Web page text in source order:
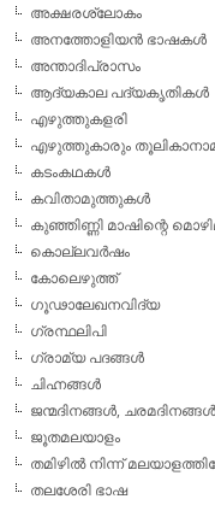
അക്ഷരശ്ലോകം
അനത്തോളിയന്‍ ഭാഷകള്‍
അന്താദിപ്രാസം
ആദ്യകാല പദ്യകൃതികള്‍
എഴുത്തുകളരി
എഴുത്തുകാരും
കടംകഥകള്‍
കവിതാമുത്തുകള്‍
കുഞ്ഞിണ്ണി മാഷിന്റെ
കൊല്ലവര്‍ഷം
കോലെഴുത്ത്
ഗൂഢാലേഖനവിദ്യ
ഗ്രന്ഥലിപി
ഗ്രാമ്യ പദങ്ങള്‍
ചിഹ്നങ്ങള്‍
ജന്മദിനങ്ങള്‍, ചരമദിനങ്ങള്‍
ജൂതമലയാളം
തമിഴില്‍ നിന്ന്
തലശേരി ഭാഷ